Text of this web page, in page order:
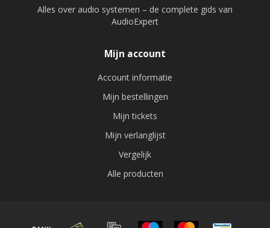
Alles over audio systemen – de complete gids van
AudioExpert
Mijn account
Account informatie
Mijn bestellingen
Mijn tickets
Mijn verlanglijst
Vergelijk
Alle producten